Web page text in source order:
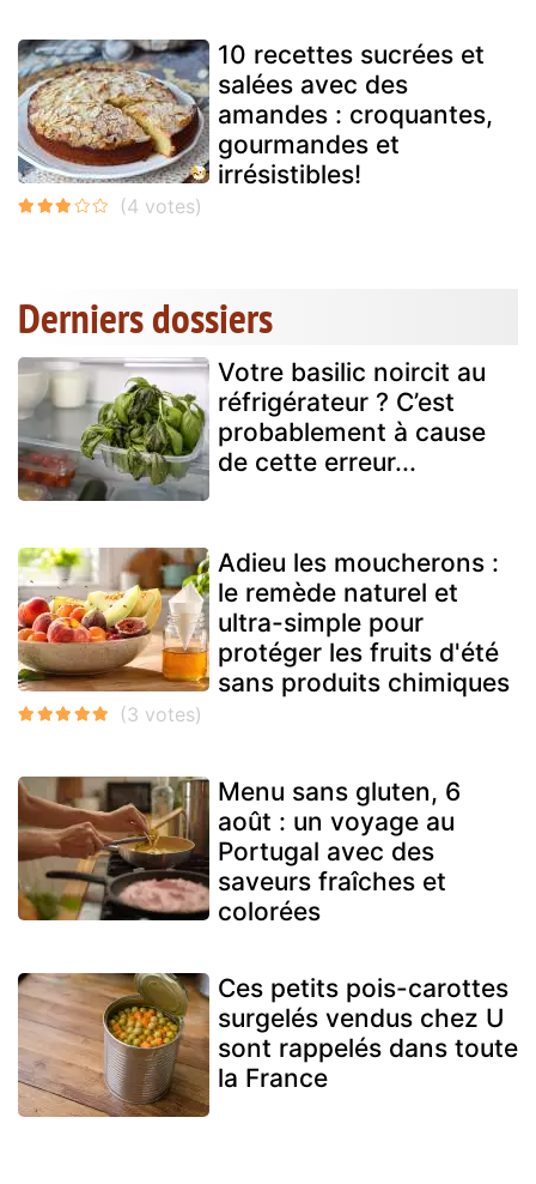
10 recettes sucrées et
salées avec des
amandes : croquantes,
gourmandes et
irrésistibles!
Derniers dossiers
Votre basilic noircit au
réfrigérateur ? C’est
probablement à cause
de cette erreur...
Adieu les moucherons :
le remède naturel et
ultra-simple pour
protéger les fruits d'été
sans produits chimiques
Menu sans gluten, 6
août : un voyage au
Portugal avec des
saveurs fraîches et
colorées
Ces petits pois-carottes
surgelés vendus chez U
sont rappelés dans toute
la France